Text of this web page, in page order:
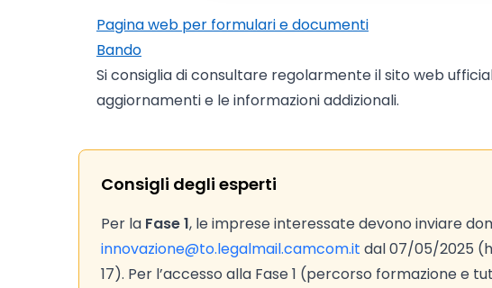
Pagina web per formulari e documenti
Bando
Si consiglia di consultare regolarmente il sito web
aggiornamenti e le informazioni addizionali.
Consigli degli esperti
Per la Fase 1, le imprese interessate devono inviare
innovazione@to.legalmail.camcom.it dal 07/05/2025
17). Per l’accesso alla Fase 1 (percorso formazione e